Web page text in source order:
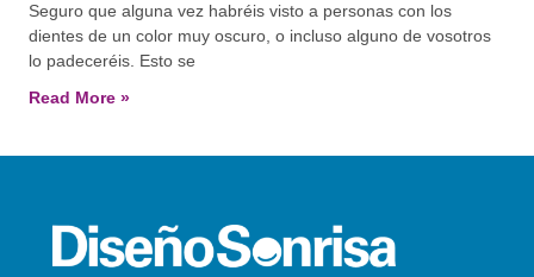
Seguro que alguna vez habréis visto a personas con los
dientes de un color muy oscuro, o incluso alguno de vosotros
lo padeceréis. Esto se
Read More »